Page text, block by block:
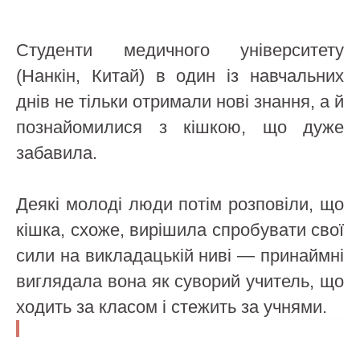
Студенти медичного університету
(Нанкін, Китай) в один із навчальних
днів не тільки отримали нові знання, а й
познайомилися з кішкою, що дуже
забавила.
Деякі молоді люди потім розповіли, що
кішка, схоже, вирішила спробувати свої
сили на викладацькій ниві — принаймні
виглядала вона як суворий учитель, що
ходить за класом і стежить за учнями.